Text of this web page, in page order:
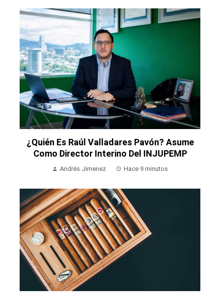
¿Quién Es Raúl Valladares Pavón? Asume
Como Director Interino Del INJUPEMP
Andrés Jimenez Hace 9 minutos